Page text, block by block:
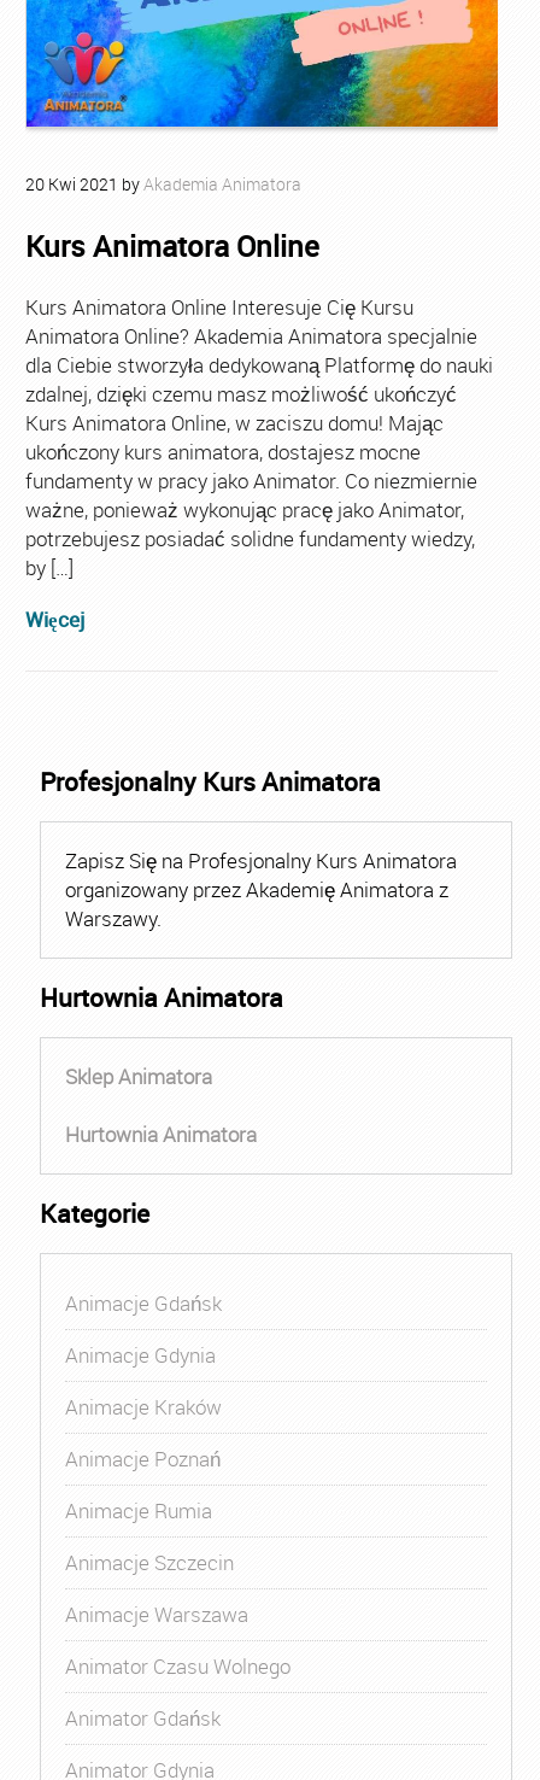
20 Kwi 2021 byAkademia Animatora
Kurs Animatora Online
Kurs Animatora Online Interesuje Cię Kursu
Animatora Online? Akademia Animatora specjalnie
dla Ciebie stworzyła dedykowaną Platformę do nauki
zdalnej, dzięki czemu masz możliwość ukończyć
Kurs Animatora Online, w zaciszu domu! Mając
ukończony kurs animatora, dostajesz mocne
fundamenty w pracy jako Animator. Co niezmiernie
ważne, ponieważ wykonując pracę jako Animator,
potrzebujesz posiadać solidne fundamenty wiedzy,
by […]
Więcej
Profesjonalny Kurs Animatora
Zapisz Się na Profesjonalny Kurs Animatora
organizowany przez Akademię Animatora z
Warszawy.
Hurtownia Animatora
Sklep Animatora
Hurtownia Animatora
Kategorie
Animacje Gdańsk
Animacje Gdynia
Animacje Kraków
Animacje Poznań
Animacje Rumia
Animacje Szczecin
Animacje Warszawa
Animator Czasu Wolnego
Animator Gdańsk
Animator Gdynia